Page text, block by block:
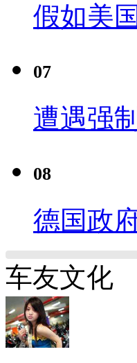
假如美
07
遭遇强
08
德国政
车友文化